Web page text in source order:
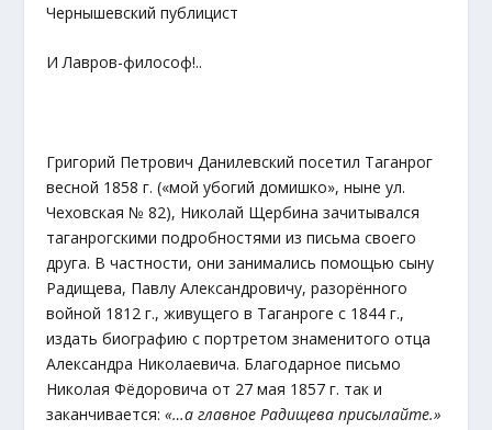
Чернышевский публицист
И Лавров-философ!..
Григорий Петрович Данилевский посетил Таганрог
весной 1858 г. («мой убогий домишко», ныне ул.
Чеховская № 82), Николай Щербина зачитывался
таганрогскими подробностями из письма своего
друга. В частности, они занимались помощью сыну
Радищева, Павлу Александровичу, разорённого
войной 1812 г., живущего в Таганроге с 1844 г.,
издать биографию с портретом знаменитого отца
Александра Николаевича. Благодарное письмо
Николая Фёдоровича от 27 мая 1857 г. так и
заканчивается:«…а главное Радищева присылайте.»